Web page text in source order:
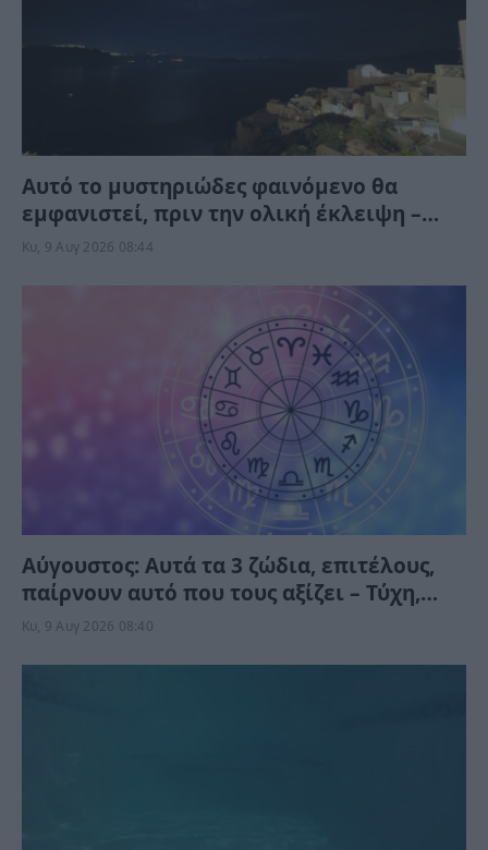
Αυτό το μυστηριώδες φαινόμενο θα
εμφανιστεί, πριν την ολική έκλειψη –
Μπορείτε να το δείτε αλλά όχι να το
Κυ, 9 Αυγ 2026 08:44
Αύγουστος: Αυτά τα 3 ζώδια, επιτέλους,
παίρνουν αυτό που τους αξίζει – Τύχη,
ευκαιρίες και απρόσμενες εξελίξεις
Κυ, 9 Αυγ 2026 08:40